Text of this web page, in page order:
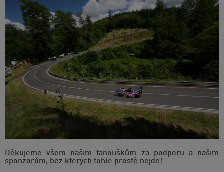
Děkujeme všem našim fanouškům za podporu a našim
sponzorům, bez kterých tohle prostě nejde!